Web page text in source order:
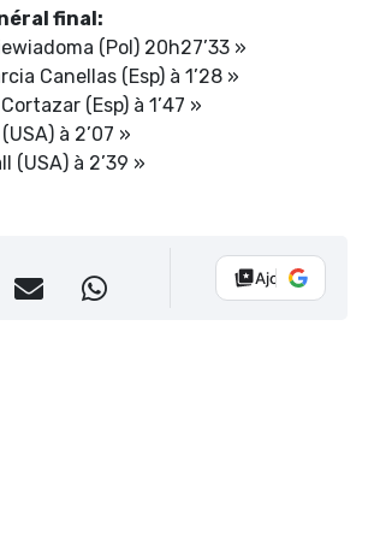
final:
(Pol) 20h27’33 »
Canellas (Esp) à 1’28 »
(Esp) à 1’47 »
à 2’07 »
(USA) à 2’39 »
Ajouter Vélo